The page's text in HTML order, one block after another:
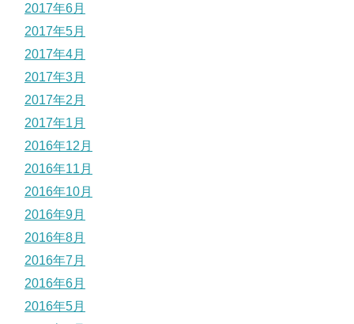
2017年6月
2017年5月
2017年4月
2017年3月
2017年2月
2017年1月
2016年12月
2016年11月
2016年10月
2016年9月
2016年8月
2016年7月
2016年6月
2016年5月